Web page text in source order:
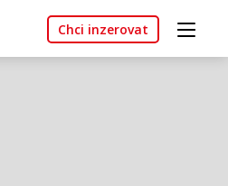
Chci inzerovat